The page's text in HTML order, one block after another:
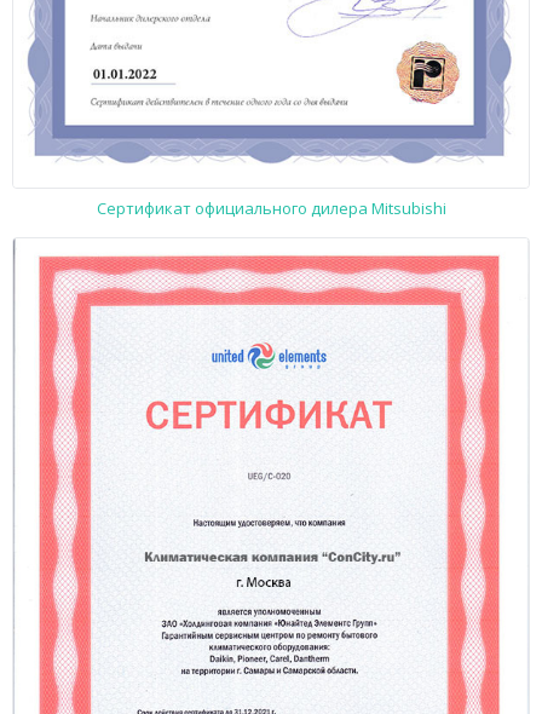
Сертификат официального дилера Mitsubishi